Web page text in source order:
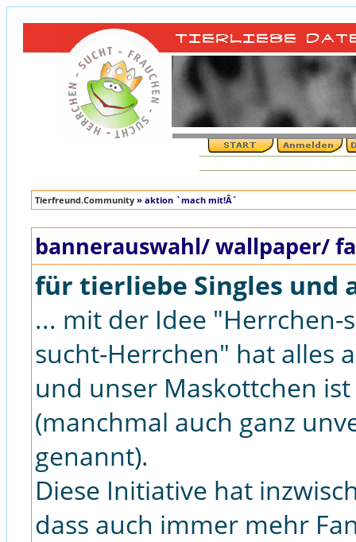
Tierfreund.Community » aktion `mach mit!Â´
bannerauswahl/ wallpaper/
für tierliebe Singles und
... mit der Idee "Herrchen-
sucht-Herrchen" hat alles
und unser Maskottchen
(manchmal auch ganz
genannt).
Diese Initiative hat
dass auch immer mehr